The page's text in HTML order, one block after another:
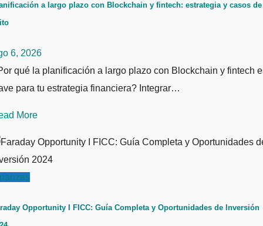
a largo plazo con Blockchain y fintech: estrategia y casos de
6, 2026
qué la planificación a largo plazo con Blockchain y fintech
para tu estrategia financiera? Integrar…
More
Opportunity I FICC: Guía Completa y Oportunidades de Inversión